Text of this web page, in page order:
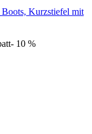
Boots, Kurzstiefel mit
- 10 %